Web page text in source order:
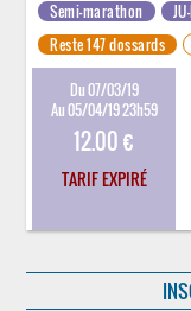
Semi-marathon
Reste 147 dossards
Du 07/03/19
Au 05/04/19 23h59
12.00 €
TARIF EXPIRÉ